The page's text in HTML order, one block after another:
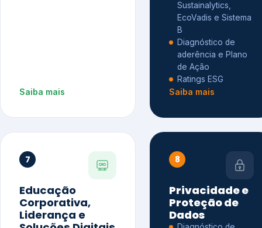
Saiba mais
Sustainalytics,
EcoVadis e Sistema
B
Diagnóstico de
aderência e Plano
de Ação
Ratings ESG
Saiba mais
7
Educação
Corporativa,
Liderança e
8
Privacidade e
Proteção de
Dados